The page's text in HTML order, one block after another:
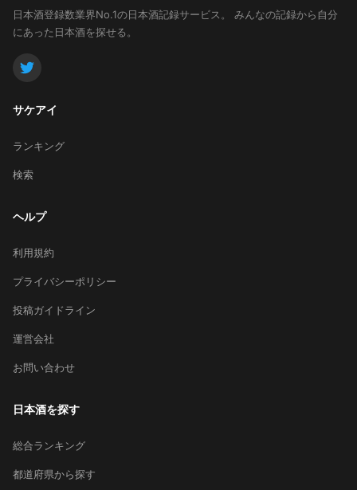
日本酒登録数業界No.1の日本酒記録サービス。
みんなの記録から自分
にあった日本酒を探せる。
サケアイ
ランキング
検索
ヘルプ
利用規約
プライバシーポリシー
投稿ガイドライン
運営会社
お問い合わせ
日本酒を探す
総合ランキング
都道府県から探す